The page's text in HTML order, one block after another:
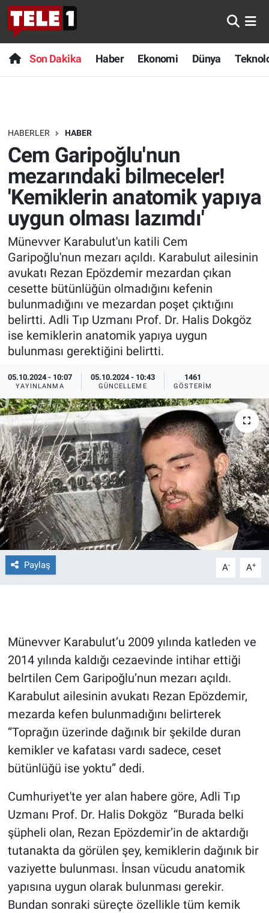
Son Dakika Haber Ekonomi Dünya
HABERLER HABER
Cem Garipoğlu'nun
mezarındaki bilmeceler!
'Kemiklerin anatomik yapıya
uygun olması lazımdı'
Münevver Karabulut'un katili Cem
Garipoğlu'nun mezarı açıldı. Karabulut ailesinin
avukatı Rezan Epözdemir mezardan çıkan
cesette bütünlüğün olmadığını kefenin
bulunmadığını ve mezardan poşet çıktığını
belirtti. Adli Tıp Uzmanı Prof. Dr. Halis Dokgöz
ise kemiklerin anatomik yapıya uygun
bulunması gerektiğini belirtti.
05.10.2024 - 10:07
YAYINLANMA
05.10.2024 - 10:43
GÜNCELLEME
1461
GÖSTERIM
Paylaş A- A+
Münevver Karabulut’u 2009 yılında katleden ve
2014 yılında kaldığı cezaevinde intihar ettiği
belrtilen Cem Garipoğlu’nun mezarı açıldı.
Karabulut ailesinin avukatı Rezan Epözdemir,
mezarda kefen bulunmadığını belirterek
“Toprağın üzerinde dağınık bir şekilde duran
kemikler ve kafatası vardı sadece, ceset
bütünlüğü ise yoktu” dedi.
Cumhuriyet'te yer alan habere göre, Adli Tıp
Uzmanı Prof. Dr. Halis Dokgöz “Burada belki
şüpheli olan, Rezan Epözdemir’in de aktardığı
tutanakta da görülen şey, kemiklerin dağınık bir
vaziyette bulunması. İnsan vücudu anatomik
yapısına uygun olarak bulunması gerekir.
Bundan sonraki süreçte özellikle tüm kemik
Anında Manşet
Başka Sohbetler
Bilim turu
Bilim ve Teknoloji Evreni
Doğa Konuşuyor
Dünya
Ege Saati
Ege'den Esintiler
Eğitim
Eğlence
Ekonomi
Forum
Gerçeğin İzinde
Gün Başlıyor
Gün Bitiyor
Gün Ortası
Gündem Özel
İlan
Kimdir
Koronavirüs
Kültür Sanat
Nedir
Popüler
Programlar
Sağlık
Son Dakika
Haber
Dünya
Sağlık
Spor
Yayın Akışı
İletişim
Nöbetçi Eczaneler
Hava Durumu
Trafik Durumu
Süper Lig Puan Durumu ve Fikstür
Tüm Manşetler
Son Dakika Haberleri
Haber Arşivi